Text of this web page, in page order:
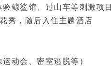
验鲸鲨馆、过山车等刺激项目
秀 ，随后入住主题酒店
动会、密室逃脱等）